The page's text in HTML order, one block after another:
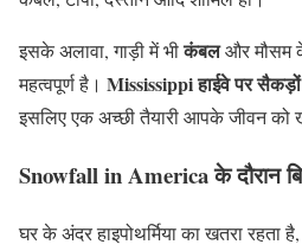
इसके अलावा, गाड़ी में भीकंबलऔर मौसम
महत्वपूर्ण है। Mississippi हाईवे पर
इसलिए एक अच्छी तैयारी आपके जीवन को
Snowfall in Americaके दौरान
घर के अंदर हाइपोथर्मिया का खतरा रहता